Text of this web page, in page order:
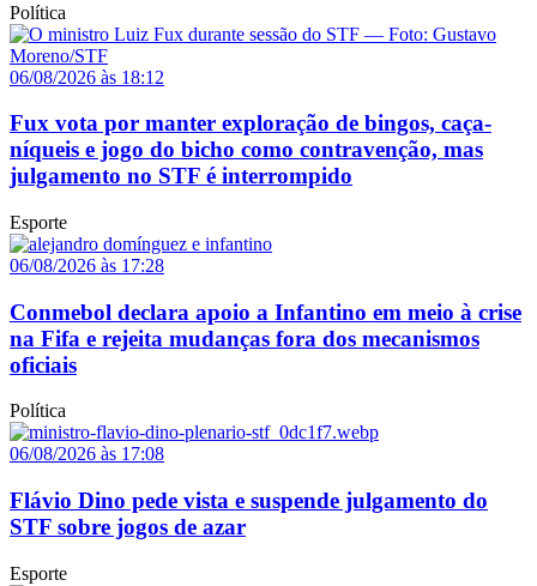
Política
06/08/2026 às 18:12
Fux vota por manter exploração de bingos, caça-
níqueis e jogo do bicho como contravenção, mas
julgamento no STF é interrompido
Esporte
06/08/2026 às 17:28
Conmebol declara apoio a Infantino em meio à crise
na Fifa e rejeita mudanças fora dos mecanismos
oficiais
Política
06/08/2026 às 17:08
Flávio Dino pede vista e suspende julgamento do
STF sobre jogos de azar
Esporte